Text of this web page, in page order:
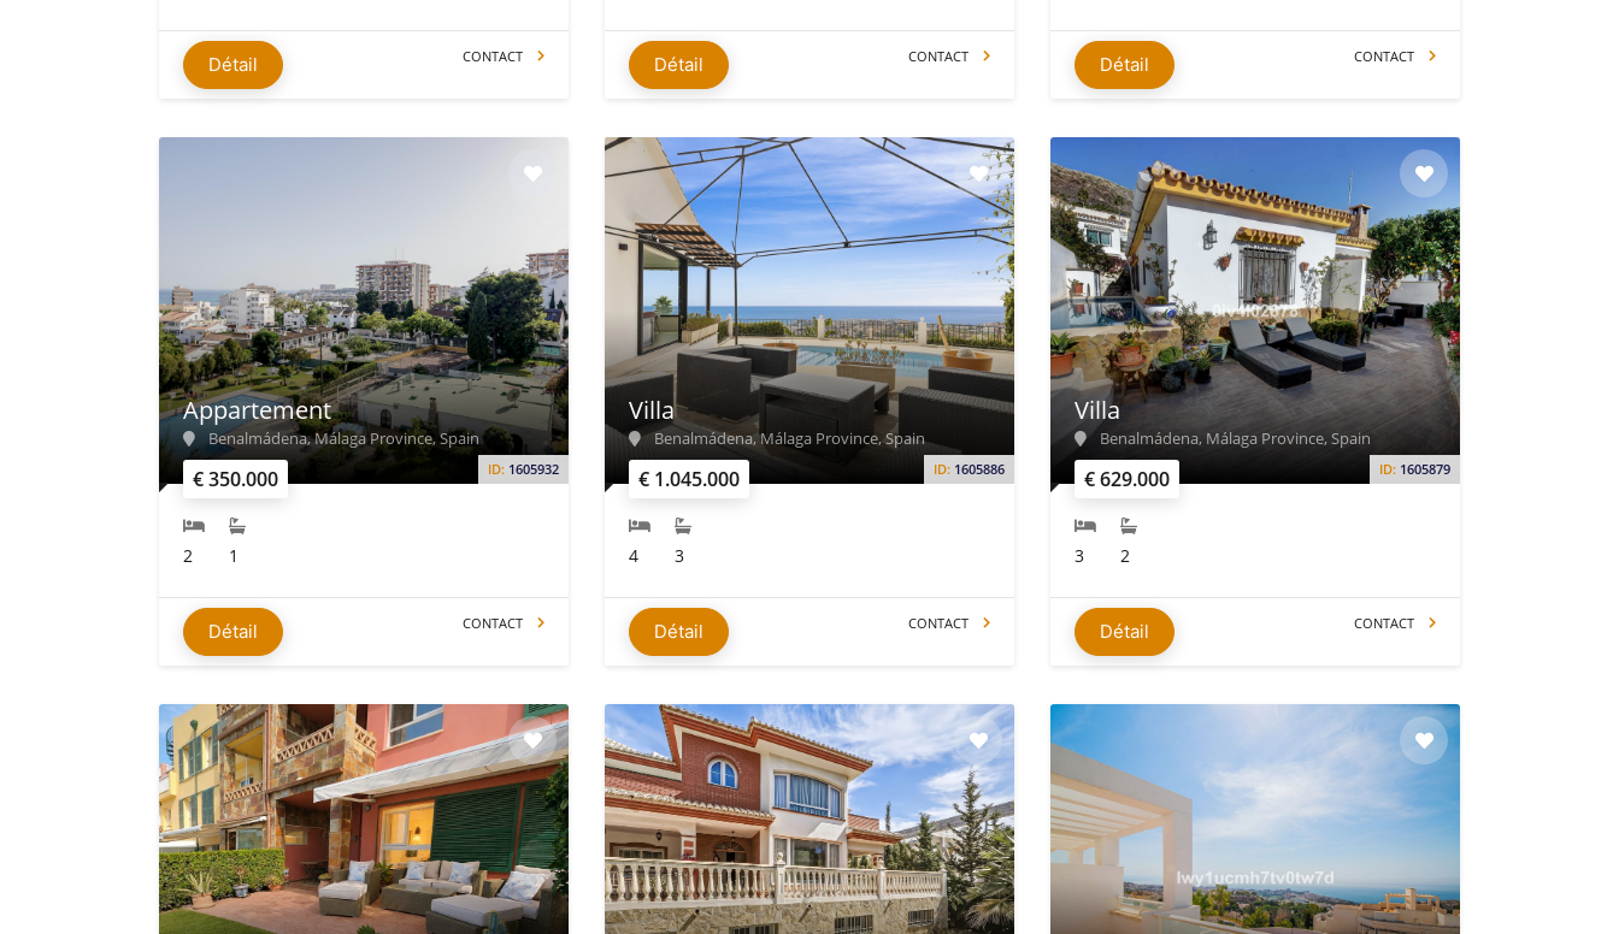
Détail CONTACT Détail CONTACT Détail CONTACT
€ 350.000 ID: 1605932
Appartement
Benalmádena, Málaga Province, Spain
2 1
Détail CONTACT
€ 1.045.000 ID: 1605886
Villa
Benalmádena, Málaga Province, Spain
4 3
Détail CONTACT
€ 629.000 ID: 1605879
Villa
Benalmádena, Málaga Province, Spain
3 2
Détail CONTACT